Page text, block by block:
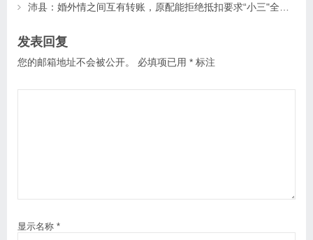
发表回复
您的邮箱地址不会被公开。 必填项已用 * 标注
显示名称 *